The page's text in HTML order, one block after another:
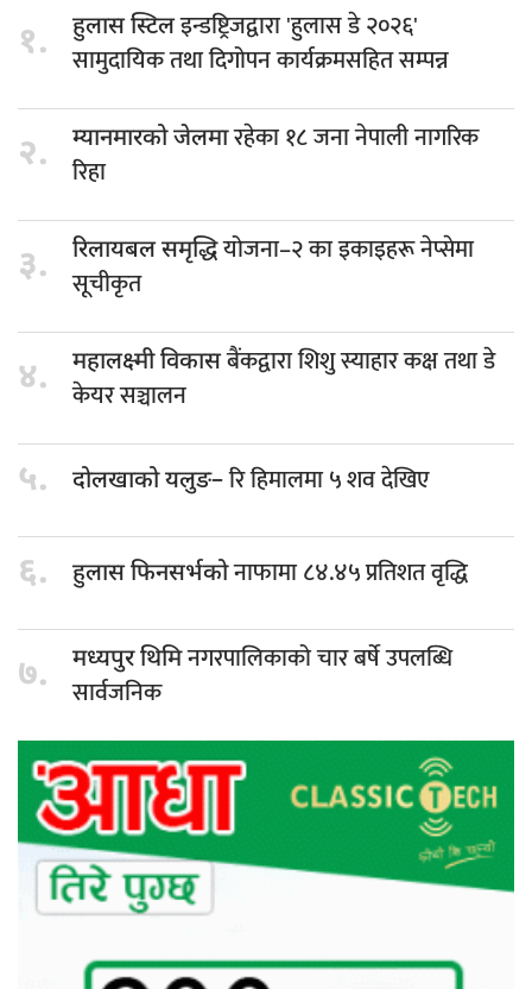
१. हुलास स्टिलइन्डष्ट्रिजद्वारा 'हुलास डे २०२६'
सामुदायिक तथा दिगोपन कार्यक्रमसहित सम्पन्न
२. म्यानमारको जेलमारहेका १८ जना नेपाली नागरिक
रिहा
३. रिलायबल समृद्धियोजना–२ का इकाइहरू नेप्सेमा
सूचीकृत
४. महालक्ष्मी विकासबैंकद्वारा शिशु स्याहार कक्ष तथा डे
केयर सञ्चालन
५. दोलखाको यलुङ–रि हिमालमा ५ शव देखिए
६. हुलास फिनसर्भकोनाफामा ८४.४५ प्रतिशत वृद्धि
७. मध्यपुर थिमिनगरपालिकाको चार बर्षे उपलब्धि
सार्वजनिक